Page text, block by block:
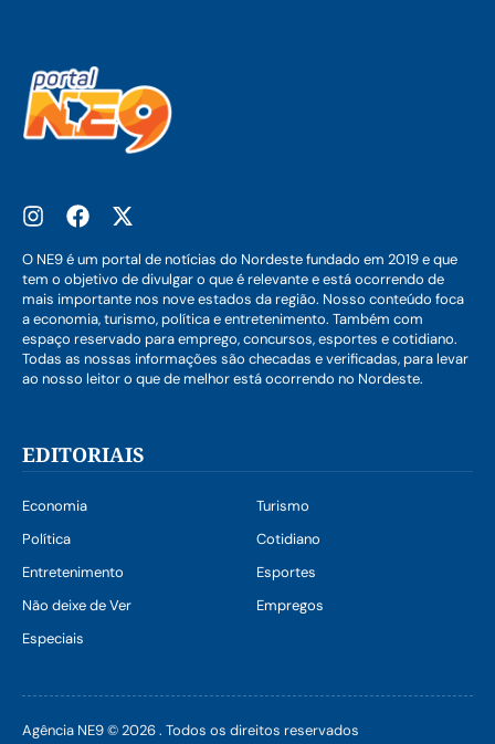
O NE9 é um portal de notícias do Nordeste fundado em 2019 e que
tem o objetivo de divulgar o que é relevante e está ocorrendo de
mais importante nos nove estados da região. Nosso conteúdo foca
a economia, turismo, política e entretenimento. Também com
espaço reservado para emprego, concursos, esportes e cotidiano.
Todas as nossas informações são checadas e verificadas, para levar
ao nosso leitor o que de melhor está ocorrendo no Nordeste.
EDITORIAIS
Economia
Turismo
Política
Cotidiano
Entretenimento
Esportes
Não deixe de Ver
Empregos
Especiais
Agência NE9 © 2026 . Todos os direitos reservados